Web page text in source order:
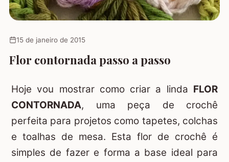
15 de janeiro de 2015
Flor contornada passo a passo
Hoje vou mostrar como criar a linda FLOR
CONTORNADA, uma peça de crochê
perfeita para projetos como tapetes, colchas
e toalhas de mesa. Esta flor de crochê é
simples de fazer e forma a base ideal para